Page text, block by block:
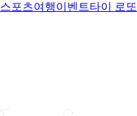
스포츠여행이벤트타이 로또